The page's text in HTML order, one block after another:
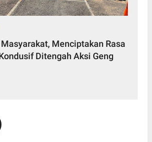
Menciptakan Rasa
Ditengah Aksi Geng